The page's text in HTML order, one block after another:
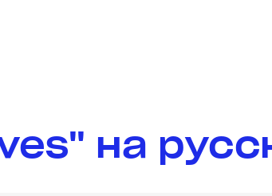
на